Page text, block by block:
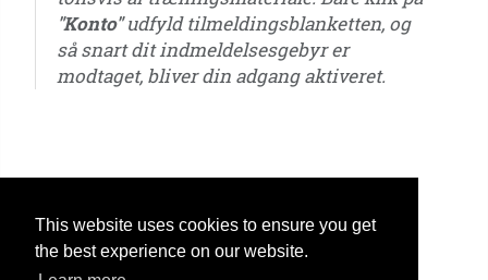
This website uses cookies to ensure you get
the best experience on our website.
"Konto"udfyld tilmeldingsblanketten, og
så snart dit indmeldelsesgebyr er
modtaget, bliver din adgang aktiveret.